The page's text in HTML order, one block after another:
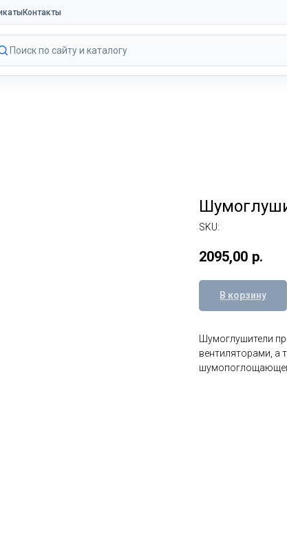
Контакты
Поиск по сайту и каталогу
SKU:
2095,00 р.
В корзину
Шумоглушители
вентиляторами, а